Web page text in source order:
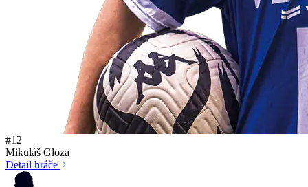
#12
Mikuláš Gloza
Detail hráče